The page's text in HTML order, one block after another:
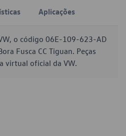
Aplicações
o código 06E-109-623-AD
Fusca CC Tiguan. Peças
virtual oficial da VW.